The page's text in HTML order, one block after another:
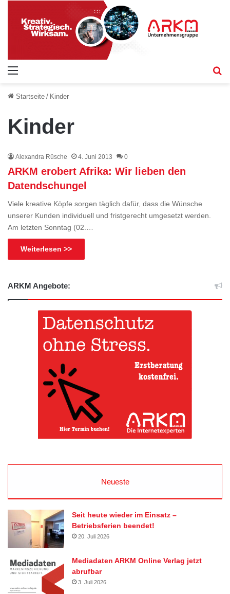
Startseite / Kinder
Kinder
Alexandra Rüsche 4. Juni 2013 0
ARKM erobert Afrika: Wir lieben den
Datendschungel
Viele kreative Köpfe sorgen täglich dafür, dass die Wünsche
unserer Kunden individuell und fristgerecht umgesetzt werden.
Am letzten Sonntag (02.…
Weiterlesen >>
ARKM Angebote:
Neueste
Seit heute wieder im Einsatz –
Betriebsferien beendet!
20. Juli 2026
Mediadaten ARKM Online Verlag jetzt
abrufbar
3. Juli 2026